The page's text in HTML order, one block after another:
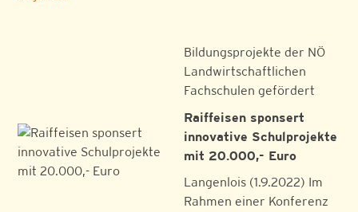
Bildungsprojekte der NÖ
Landwirtschaftlichen
Fachschulen gefördert
Raiffeisen sponsert
innovative Schulprojekte
mit 20.000,- Euro
Langenlois (1.9.2022) Im
Rahmen einer Konferenz